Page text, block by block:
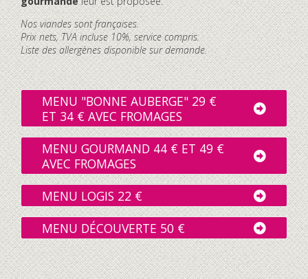
Nos viandes sont françaises.
Prix nets, TVA incluse 10%, service compris.
Liste des allergènes disponible sur demande.
MENU "BONNE AUBERGE" 29 €
ET 34 € AVEC FROMAGES
MENU GOURMAND 44 € ET 49 €
AVEC FROMAGES
MENU LOGIS 22 €
MENU DÉCOUVERTE 50 €